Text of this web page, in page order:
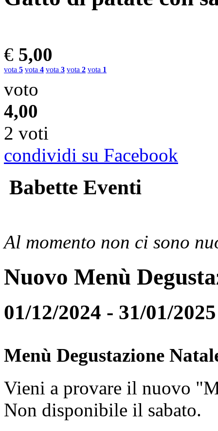
€ 5,00
vota 5 vota 4 vota 3 vota 2 vota 1
voto
4,00
2 voti
condividi su Facebook
Babette Eventi
Al momento non ci sono
Nuovo Menù
01/12/2024 - 31/01/2025
Menù Degustazione
Vieni a provare il nuovo
Non disponibile il sabato.